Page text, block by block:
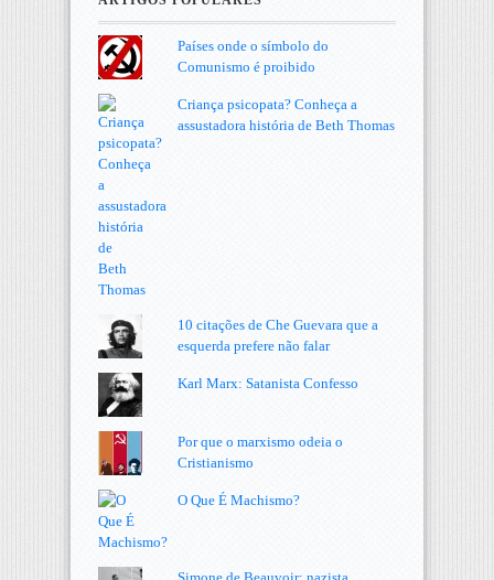
Países onde o símbolo do
Comunismo é proibido
Criança psicopata? Conheça a
assustadora história de Beth Thomas
10 citações de Che Guevara que a
esquerda prefere não falar
Karl Marx: Satanista Confesso
Por que o marxismo odeia o
Cristianismo
O Que É Machismo?